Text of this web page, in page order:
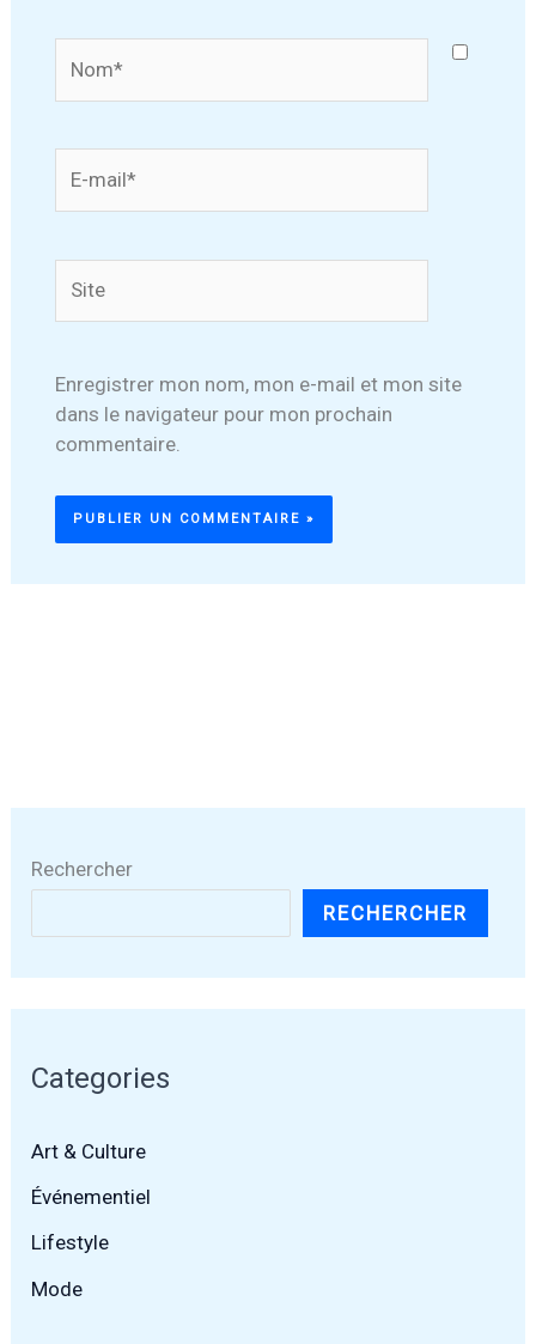
mail*
Enregistrer mon nom, mon e-mail et mon site
dans le navigateur pour mon prochain
commentaire.
Rechercher
RECHERCHER
Categories
Art & Culture
Événementiel
Lifestyle
Mode